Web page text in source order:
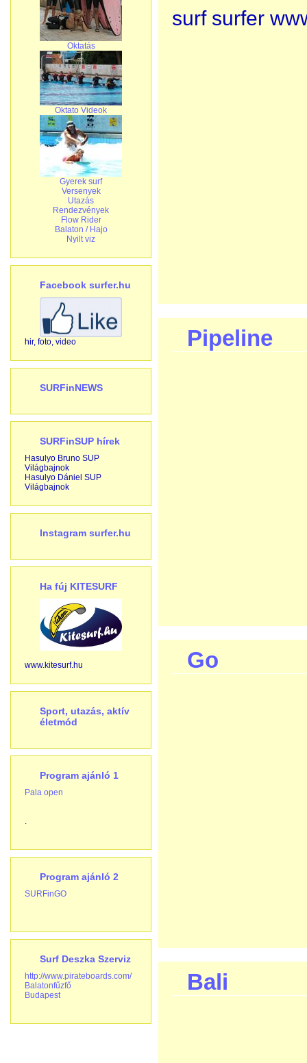
Oktatás
Oktato Videok
Gyerek surf
Versenyek
Utazás
Rendezvények
Flow Rider
Balaton / Hajo
Nyilt viz
Facebook surfer.hu
hir, foto, video
SURFinNEWS
SURFinSUP hírek
Hasulyo Bruno SUP
Világbajnok
Hasulyo Dániel SUP
Világbajnok
Instagram surfer.hu
Ha fúj KITESURF
www.kitesurf.hu
Sport, utazás, aktív
életmód
Program ajánló 1
Pala open
.
Program ajánló 2
SURFinGO
Surf Deszka Szerviz
http://www.pirateboards.com/
Balatonfűzfő
Budapest
surf surfer
Pipeline
Go
Bali